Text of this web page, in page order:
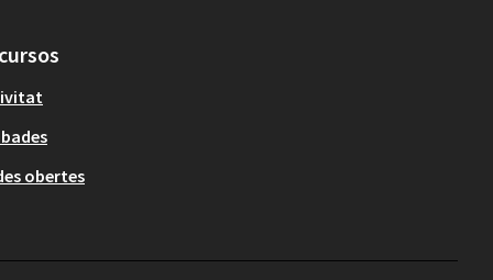
obertes